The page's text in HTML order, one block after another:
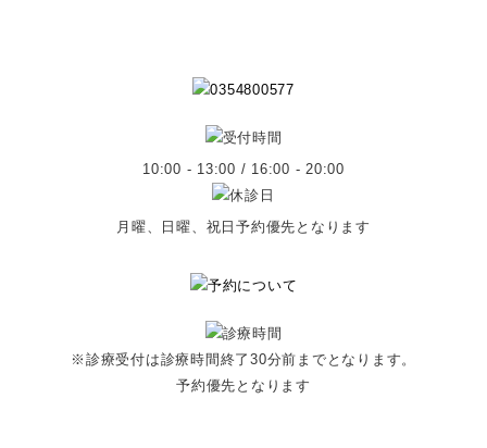
10:00 - 13:00 / 16:00 - 20:00
月曜、日曜、祝日予約優先となります
※診療受付は診療時間終了30分前までとなります。
予約優先となります